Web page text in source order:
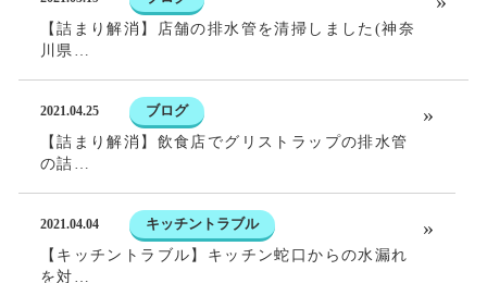
【詰まり解消】店舗の排水管を清掃しました(神奈
川県…
2021.04.25
ブログ
【詰まり解消】飲食店でグリストラップの排水管
の詰…
2021.04.04
キッチントラブル
【キッチントラブル】キッチン蛇口からの水漏れ
を対…